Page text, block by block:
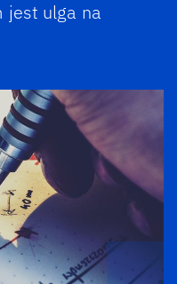
jest ulga na